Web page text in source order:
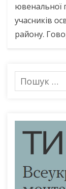
ювенальної
учасників
району.
Пошук